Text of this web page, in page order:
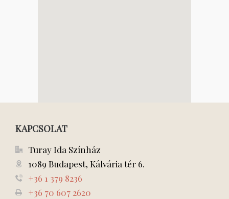
KAPCSOLAT
Turay Ida Színház
1089 Budapest, Kálvária tér 6.
+36 1 379 8236
+36 70 607 2620